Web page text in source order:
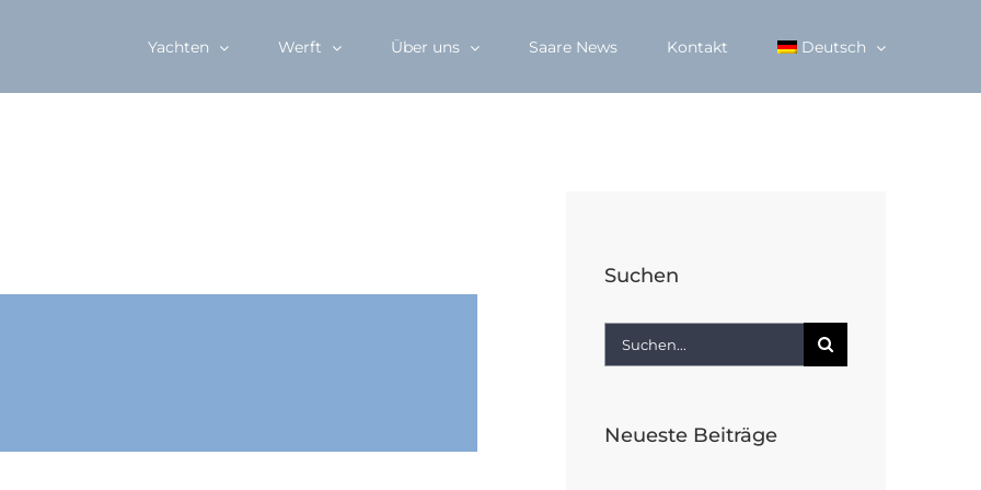
Yachten Werft Über uns Saare News Kontakt Deutsch
Suchen
Suche
Neueste Beiträge